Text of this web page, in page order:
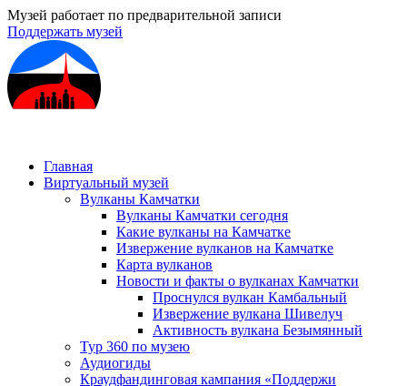
Музей работает по предварительной записи
Поддержать музей
Главная
Виртуальный музей
Вулканы Камчатки
Вулканы Камчатки сегодня
Какие вулканы на Камчатке
Извержение вулканов на Камчатке
Карта вулканов
Новости и факты о вулканах Камчатки
Проснулся вулкан Камбальный
Извержение вулкана Шивелуч
Активность вулкана Безымянный
Тур 360 по музею
Аудиогиды
Краудфандинговая кампания «Поддержи